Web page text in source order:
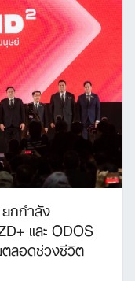
กกำลัง
และ ODOS
ลอดช่วงชีวิต